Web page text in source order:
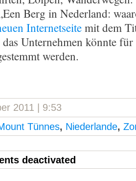
Berg in Nederland:
Internetseitemit dem
Unternehmen könnte für
werden.
2011 | 9:53
Tünnes, Niederlande,
deactivated